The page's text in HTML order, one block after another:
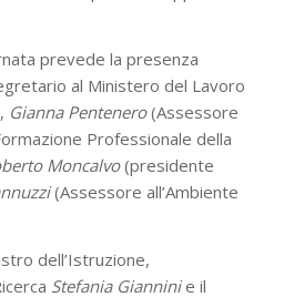
prevede la presenza
al Ministero del Lavoro
Gianna Pentenero(Assessore
Professionale della
Moncalvo(presidente
(Assessore all’Ambiente
dell’Istruzione,
Stefania Gianninie il